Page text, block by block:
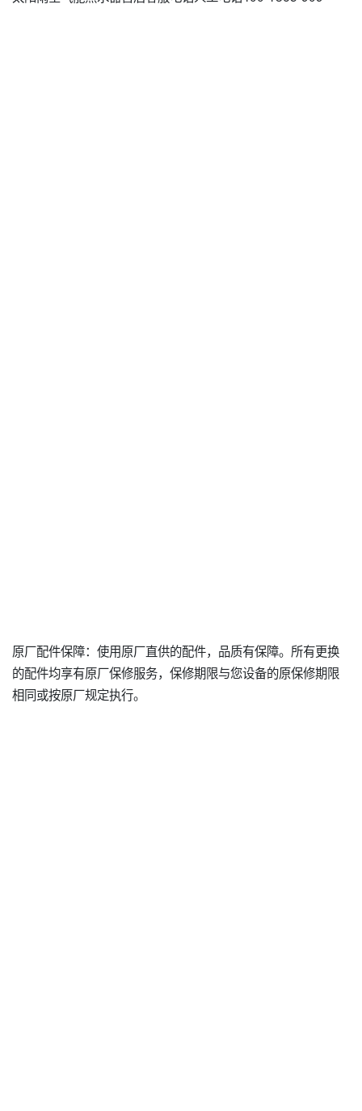
原厂配件保障：使用原厂直供的配件，品质有保障。所有更换
的配件均享有原厂保修服务，保修期限与您设备的原保修期限
相同或按原厂规定执行。